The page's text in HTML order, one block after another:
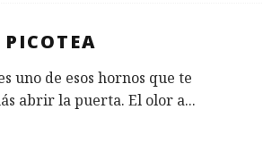
uno de esos hornos que te
abrir la puerta. El olor a...